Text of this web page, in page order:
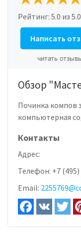
Рейтинг: 5.0 из
Написать
читать
Обзор
Починка компов
компьютерная
Контакты
Адрес:
Телефон: +7
Email: